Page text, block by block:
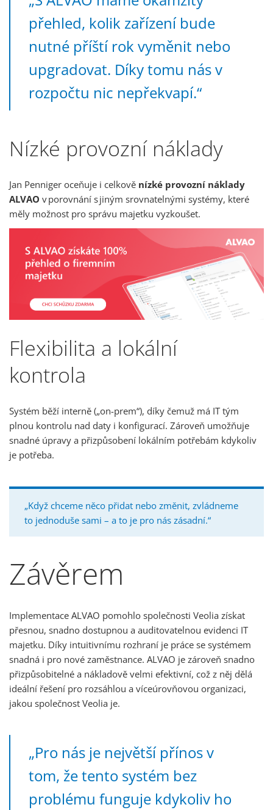
přehled, kolik zařízení bude
nutné příští rok vyměnit nebo
upgradovat. Díky tomu nás v
rozpočtu nic nepřekvapí.“
Nízké provozní náklady
Jan Penniger oceňuje i celkově nízké provozní náklady
ALVAO v porovnání s jiným srovnatelnými systémy, které
měly možnost pro správu majetku vyzkoušet.
Flexibilita a lokální
kontrola
Systém běží interně („on-prem“), díky čemuž má IT tým
plnou kontrolu nad daty i konfigurací. Zároveň umožňuje
snadné úpravy a přizpůsobení lokálním potřebám kdykoliv
je potřeba.
„Když chceme něco přidat nebo změnit, zvládneme
to jednoduše sami – a to je pro nás zásadní.“
Závěrem
Implementace ALVAO pomohlo společnosti Veolia získat
přesnou, snadno dostupnou a auditovatelnou evidenci IT
majetku. Díky intuitivnímu rozhraní je práce se systémem
snadná i pro nové zaměstnance. ALVAO je zároveň snadno
přizpůsobitelné a nákladově velmi efektivní, což z něj dělá
ideální řešení pro rozsáhlou a víceúrovňovou organizaci,
jakou společnost Veolia je.
„Pro nás je největší přínos v
tom, že tento systém bez
problému funguje kdykoliv ho